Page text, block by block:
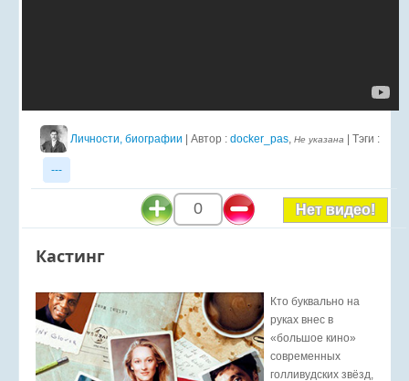
Личности, биографии | Автор : docker_pas, Не указана | Тэги :
---
0 Нет видео!
Кастинг
Кто буквально на
руках внес в
«большое кино»
современных
голливудских звёзд,